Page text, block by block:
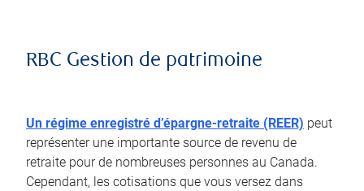
RBC Gestion de patrimoine
Un régime enregistré d’épargne-retraite (REER) peut
représenter une importante source de revenu de
retraite pour de nombreuses personnes au Canada.
Cependant, les cotisations que vous versez dans